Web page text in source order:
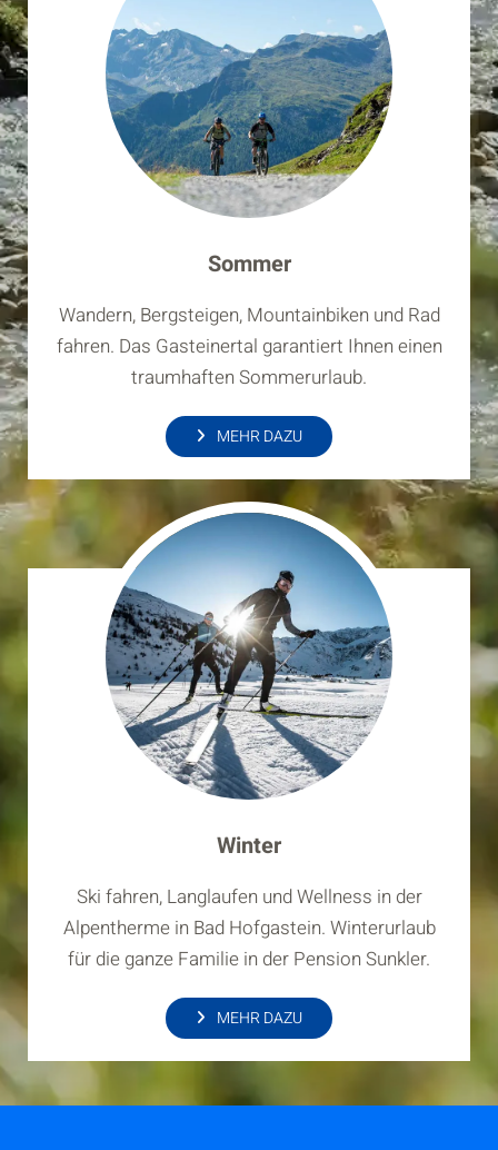
Sommer
Wandern, Bergsteigen, Mountainbiken und Rad
fahren. Das Gasteinertal garantiert Ihnen einen
traumhaften Sommerurlaub.
MEHR DAZU
Winter
Ski fahren, Langlaufen und Wellness in der
Alpentherme in Bad Hofgastein. Winterurlaub
für die ganze Familie in der Pension Sunkler.
MEHR DAZU